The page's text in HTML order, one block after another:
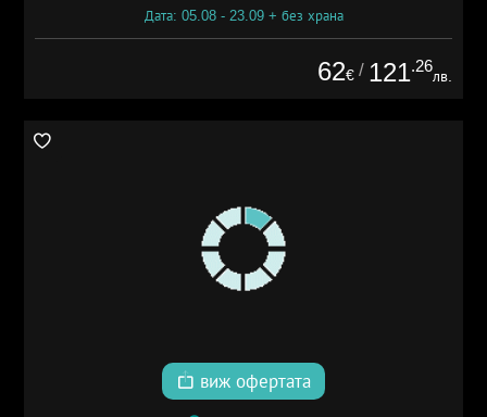
Дата: 05.08 - 23.09 + без храна
62€ / 121.26
лв.
виж офертата